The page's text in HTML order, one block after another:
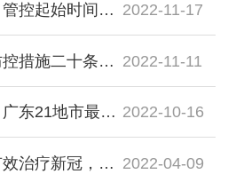
疫情管控新政策落地：管控起始时间怎么算？ 2022-11-17
国务院新冠肺炎疫情防控措施二十条优化措施全文 2022-11-11
异地就医备案遇难题？广东21地市最全咨询热线汇总 2022-10-16
世卫组织：中医药能有效治疗新冠，鼓励成员国考虑吸纳中医药 2022-04-09